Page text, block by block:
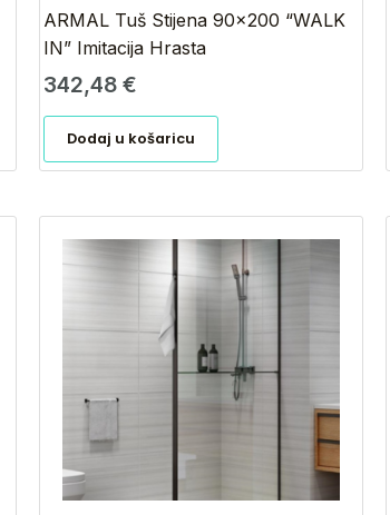
ARMAL Tuš Stijena 90×200 “WALK
IN” Imitacija Hrasta
342,48 €
Dodaj u košaricu